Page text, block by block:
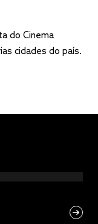
do Cinema
cidades do país.